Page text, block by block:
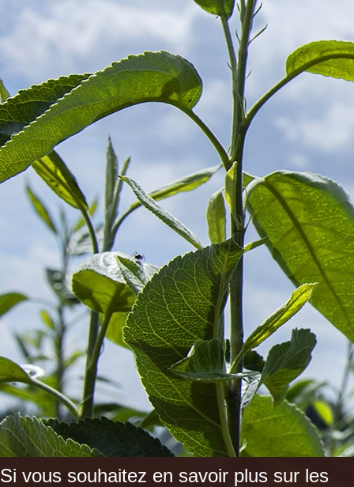
Si vous souhaitez en savoir plus sur les